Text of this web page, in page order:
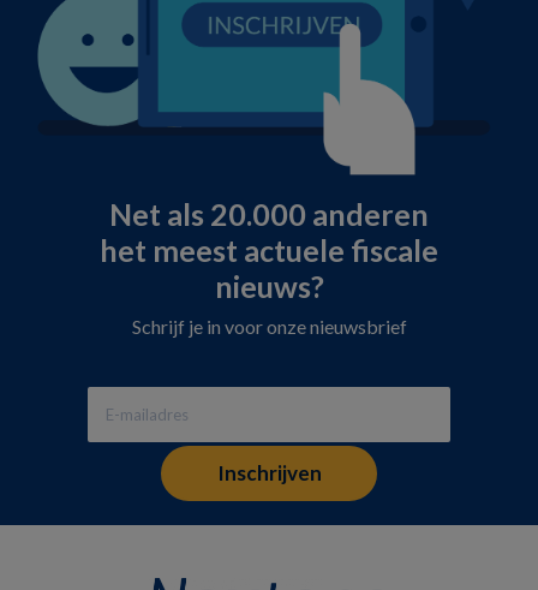
Net als 20.000 anderen
het meest actuele fiscale
nieuws?
Schrijf je in voor onze nieuwsbrief